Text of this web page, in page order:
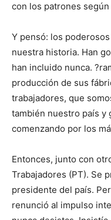
con los patrones
Y pensó: los
nuestra historia. Han
han incluido nunca.
producción de sus
trabajadores, que
también nuestro país y
comenzando por los
Entonces, junto con
Trabajadores (PT). Se
presidente del país.
renunció al impulso